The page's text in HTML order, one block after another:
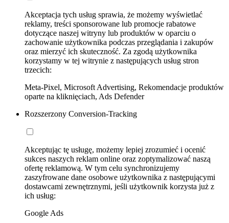
Akceptacja tych usług sprawia, że możemy wyświetlać
reklamy, treści sponsorowane lub promocje rabatowe
dotyczące naszej witryny lub produktów w oparciu o
zachowanie użytkownika podczas przeglądania i zakupów
oraz mierzyć ich skuteczność. Za zgodą użytkownika
korzystamy w tej witrynie z następujących usług stron
trzecich:
Meta-Pixel, Microsoft Advertising, Rekomendacje produktów
oparte na kliknięciach, Ads Defender
Rozszerzony Conversion-Tracking
Akceptując tę usługę, możemy lepiej zrozumieć i ocenić
sukces naszych reklam online oraz zoptymalizować naszą
ofertę reklamową. W tym celu synchronizujemy
zaszyfrowane dane osobowe użytkownika z następującymi
dostawcami zewnętrznymi, jeśli użytkownik korzysta już z
ich usług:
Google Ads